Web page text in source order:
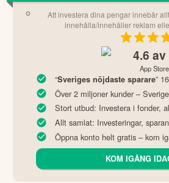
Att investera dina pengar innebär
innehålla/innehåller reklam
4.6 av
App Store
“Sveriges nöjdaste sparare”
Över 2 miljoner kunder –
Stort utbud: Investera i fonder,
Allt samlat: Investeringar,
Öppna konto helt gratis – kom
KOM IGÅNG